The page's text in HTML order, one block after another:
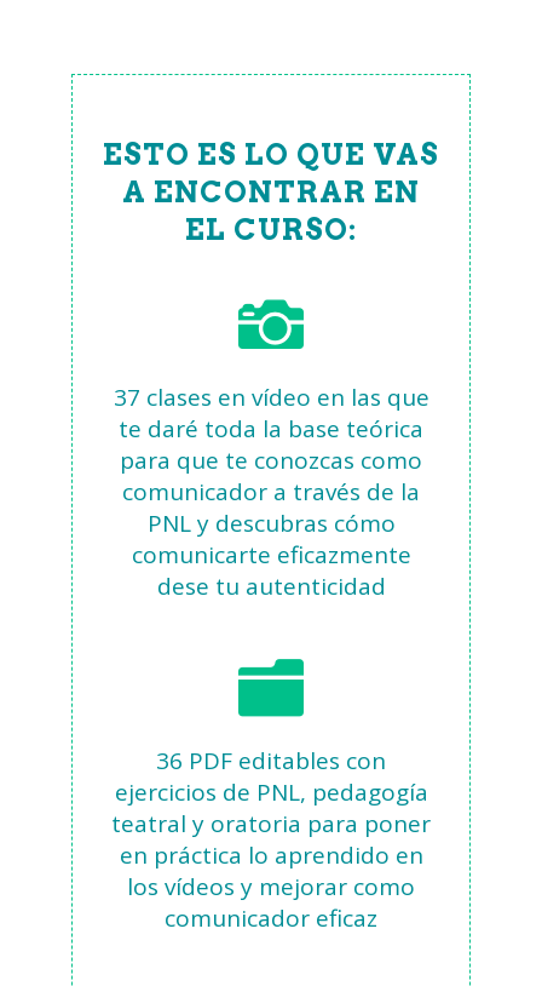
ESTO ES LO QUE VAS
A ENCONTRAR EN
EL CURSO:
37 clases en vídeo en las que
te daré toda la base teórica
para que te conozcas como
comunicador a través de la
PNL y descubras cómo
comunicarte eficazmente
dese tu autenticidad
36 PDF editables con
ejercicios de PNL, pedagogía
teatral y oratoria para poner
en práctica lo aprendido en
los vídeos y mejorar como
comunicador eficaz